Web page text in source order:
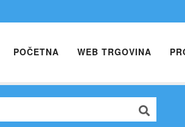
POČETNA WEB TRGOVINA